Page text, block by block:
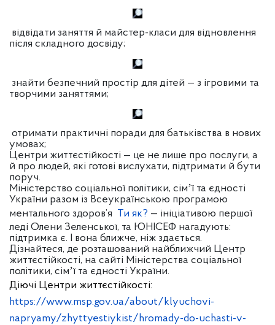
відвідати заняття й майстер-класи для відновлення
після складного досвіду;
знайти безпечний простір для дітей — з ігровими та
творчими заняттями;
отримати практичні поради для батьківства в нових
умовах;
Центри життєстійкості — це не лише про послуги, а
й про людей, які готові вислухати, підтримати й бути
поруч.
Міністерство соціальної політики, сімʼї та єдності
України разом із Всеукраїнською програмою
ментального здоров’я Ти як? — ініціативою першої
леді Олени Зеленської, та ЮНІСЕФ нагадують:
підтримка є. І вона ближче, ніж здається.
Дізнайтеся, де розташований найближчий Центр
життєстійкості, на сайті Міністерства соціальної
політики, сімʼї та єдності України.
Діючі Центри життєстійкості:
https://www.msp.gov.ua/about/klyuchovi-
napryamy/zhyttyestiykist/hromady-do-uchasti-v-